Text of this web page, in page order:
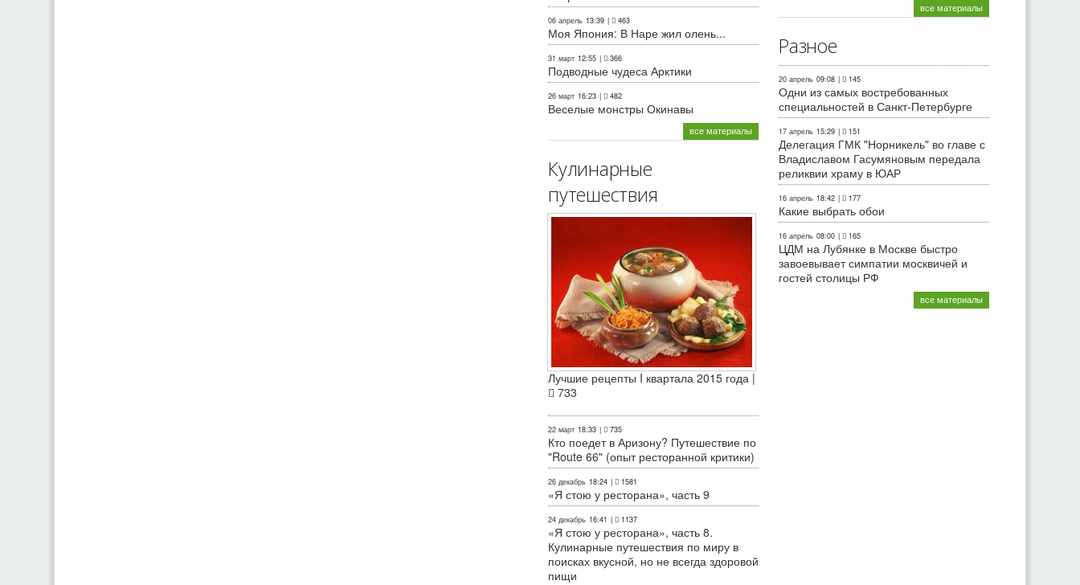
06 апрель 13:39 | 463
Моя Япония: В Наре жил олень...
31 март 12:55 | 366
Подводные чудеса Арктики
26 март 16:23 | 482
Веселые монстры Окинавы
все материалы
Кулинарные
путешествия
Лучшие рецепты I квартала 2015 года |
733
22 март 18:33 | 735
Кто поедет в Аризону? Путешествие по
"Route 66" (опыт ресторанной критики)
26 декабрь 18:24 | 1581
«Я стою у ресторана», часть 9
24 декабрь 16:41 | 1137
«Я стою у ресторана», часть 8.
Кулинарные путешествия по миру в
поисках вкусной, но не всегда здоровой
пищи
все материалы
Разное
20 апрель 09:08 | 145
Одни из самых востребованных
специальностей в Санкт-Петербурге
17 апрель 15:29 | 151
Делегация ГМК "Норникель" во главе с
Владиславом Гасумяновым передала
реликвии храму в ЮАР
16 апрель 18:42 | 177
Какие выбрать обои
16 апрель 08:00 | 165
ЦДМ на Лубянке в Москве быстро
завоевывает симпатии москвичей и
гостей столицы РФ
все материалы